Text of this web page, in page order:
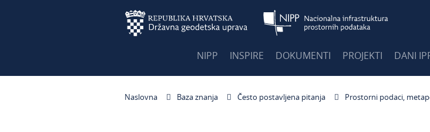
NIPP INSPIRE DOKUMENTI PROJEKTI DANI
Naslovna Baza znanja Često postavljena pitanja Prostorni podaci,